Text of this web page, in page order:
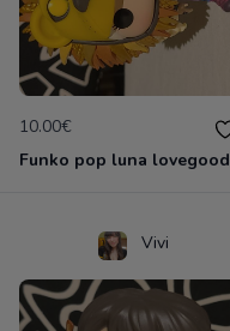
10.00€
Vivi